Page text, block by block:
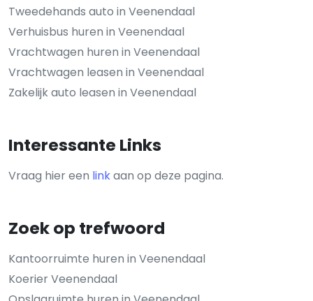
Tweedehands auto in Veenendaal
Verhuisbus huren in Veenendaal
Vrachtwagen huren in Veenendaal
Vrachtwagen leasen in Veenendaal
Zakelijk auto leasen in Veenendaal
Interessante Links
Vraag hier een linkaan op deze pagina.
Zoek op trefwoord
Kantoorruimte huren in Veenendaal
Koerier Veenendaal